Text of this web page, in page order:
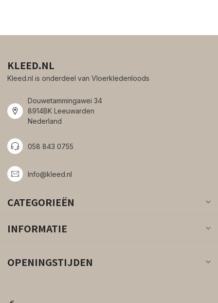
KLEED.NL
Kleed.nl is onderdeel van Vloerkledenloods
Douwetammingawei 34
8914BK Leeuwarden
Nederland
058 843 0755
Info@kleed.nl
CATEGORIEËN
INFORMATIE
OPENINGSTIJDEN